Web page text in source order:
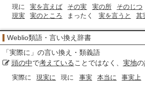
現に 実を言えば その実 実の所 そのじつ
現実
実のところ まったく 実を言うと 其
Weblio類語・言い換え辞書
「実際に 」の言い換え・類義語
頭の中で考えている ことではなく、 実地の
実際に 現実に 現に 事実 本当に 事実上